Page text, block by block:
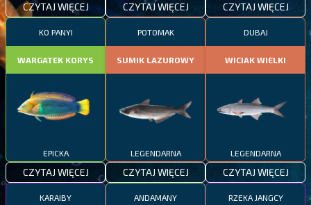
CZYTAJ WIĘCEJ CZYTAJ WIĘCEJ CZYTAJ WIĘCEJ
KO PANYI
WARGATEK KORYS
EPICKA
CZYTAJ WIĘCEJ
POTOMAK
SUMIK LAZUROWY
LEGENDARNA
CZYTAJ WIĘCEJ
DUBAJ
WICIAK WIELKI
LEGENDARNA
CZYTAJ WIĘCEJ
KARAIBY ANDAMANY RZEKA JANGCY